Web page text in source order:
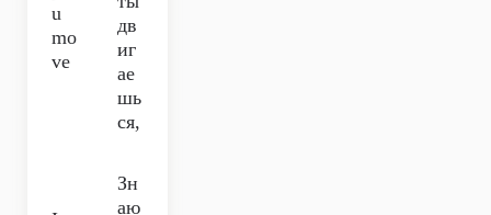
u
mo
ve
дв
иг
ае
шь
ся,
Зн
аю